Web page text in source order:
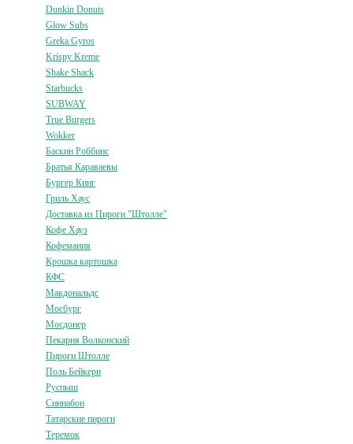
Dunkin Donuts
Glow Subs
Greka Gyros
Krispy Kreme
Shake Shack
Starbucks
SUBWAY
True Burgers
Wokker
Баскин Роббинс
Братья Караваевы
Бургер Кинг
Гриль Хаус
Доставка из Пироги "Штолле"
Кофе Хауз
Кофемания
Крошка картошка
КФС
Макдональдс
Мосбург
Мосдонер
Пекарня Волконский
Пироги Штолле
Поль Бейкери
Руспыш
Синнабон
Татарские пироги
Теремок